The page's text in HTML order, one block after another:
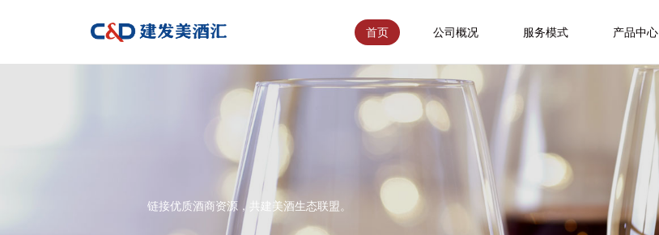
首页 公司概况 服务模式 产品中心
链接优质酒商资源，共建美酒生态联盟。